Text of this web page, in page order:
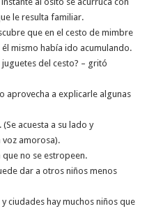
le resulta familiar.
que en el cesto de mimbre
mismo había ido acumulando.
del cesto? – gritó
aprovecha a explicarle algunas
acuesta a su lado y
voz amorosa).
no se estropeen.
dar a otros niños menos
ciudades hay muchos niños que